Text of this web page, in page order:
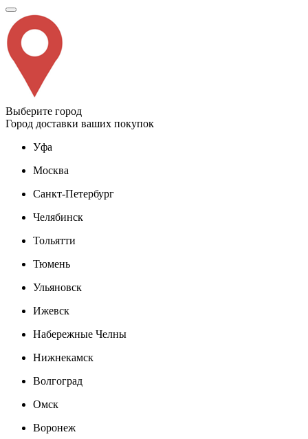
Выберите город
Город доставки ваших покупок
Уфа
Москва
Санкт-Петербург
Челябинск
Тольятти
Тюмень
Ульяновск
Ижевск
Набережные Челны
Нижнекамск
Волгоград
Омск
Воронеж